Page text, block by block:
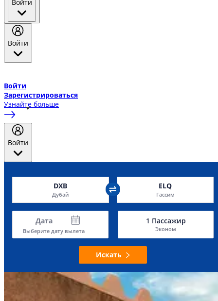
Войти
Войти
Войти
Зарегистрироваться
Узнайте больше
Войти
DXB
Дубай
ELQ
Гассим
Дата
Выберите дату вылета
1 Пассажир
Эконом
Искать